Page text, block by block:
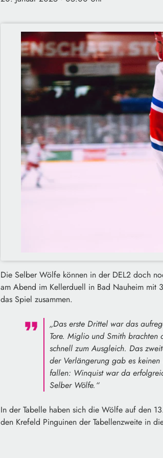
Die Selber Wölfe können in der DEL2 doch
am Abend im Kellerduell in Bad Nauheim mit
das Spiel zusammen.
„Das erste Drittel war das
Tore. Miglio und Smith
schnell zum Ausgleich. Das
der Verlängerung gab es keinen
fallen: Winquist war da
Selber Wölfe.“
In der Tabelle haben sich die Wölfe auf den
den Krefeld Pinguinen der Tabellenzweite in